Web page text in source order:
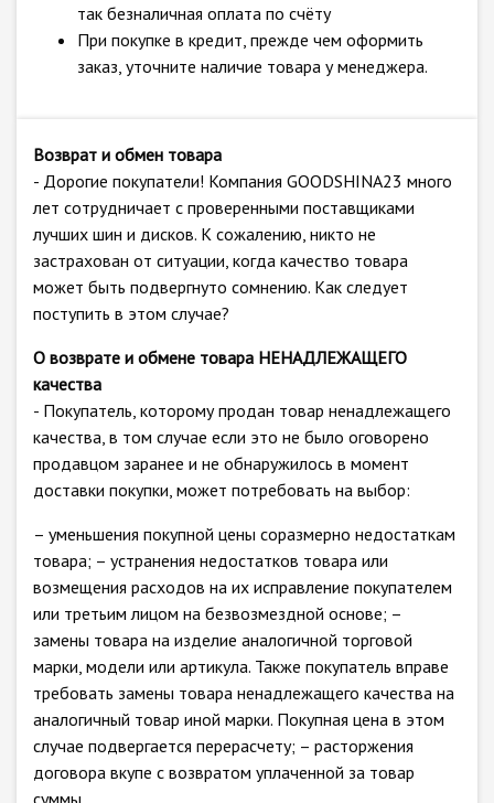
так безналичная оплата по счёту
При покупке в кредит, прежде чем оформить
заказ, уточните наличие товара у менеджера.
Возврат и обмен товара
- Дорогие покупатели! Компания GOODSHINA23 много
лет сотрудничает с проверенными поставщиками
лучших шин и дисков. К сожалению, никто не
застрахован от ситуации, когда качество товара
может быть подвергнуто сомнению. Как следует
поступить в этом случае?
О возврате и обмене товара НЕНАДЛЕЖАЩЕГО
качества
- Покупатель, которому продан товар ненадлежащего
качества, в том случае если это не было оговорено
продавцом заранее и не обнаружилось в момент
доставки покупки, может потребовать на выбор:
– уменьшения покупной цены соразмерно недостаткам
товара; – устранения недостатков товара или
возмещения расходов на их исправление покупателем
или третьим лицом на безвозмездной основе; –
замены товара на изделие аналогичной торговой
марки, модели или артикула. Также покупатель вправе
требовать замены товара ненадлежащего качества на
аналогичный товар иной марки. Покупная цена в этом
случае подвергается перерасчету; – расторжения
договора вкупе с возвратом уплаченной за товар